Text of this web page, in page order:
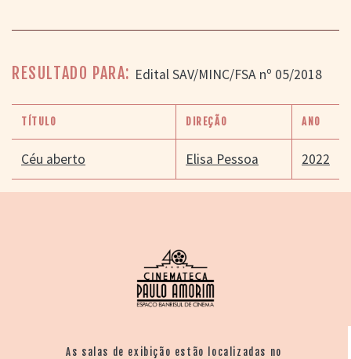
RESULTADO PARA: Edital SAV/MINC/FSA nº 05/2018
TÍTULO DIREÇÃO ANO
Céu aberto Elisa Pessoa 2022
As salas de exibição estão localizadas no